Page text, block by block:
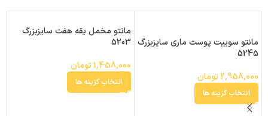
مانتو سوییت پوست ماری سایزبزرگ
5245
2,958,000تومان
انتخاب گزینه ها
مانتو مخمل یقه هفت سایزبزرگ
5203
1,458,000تومان
انتخاب گزینه ها